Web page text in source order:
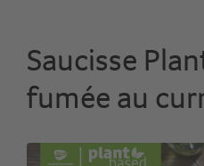
Saucisse
fumée au